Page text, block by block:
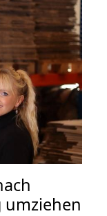
umziehen